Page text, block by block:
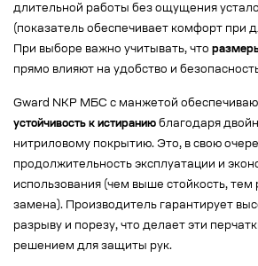
длительной работы без ощущения
(показатель обеспечивает комфорт при
При выборе важно учитывать, что
прямо влияют на удобство и
Gward NKP МБС с манжетой
устойчивость к истиранию благодаря
нитриловому покрытию. Это, в свою
продолжительность эксплуатации и
использования (чем выше стойкость, тем
замена). Производитель гарантирует
разрыву и порезу, что делает эти
решением для защиты рук.